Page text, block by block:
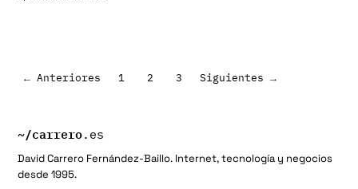
Paginación
entradas
← Anteriores 1 2 3 Siguientes →
~/carrero.es
David Carrero Fernández-Baillo. Internet, tecnología y negocios
desde 1995.